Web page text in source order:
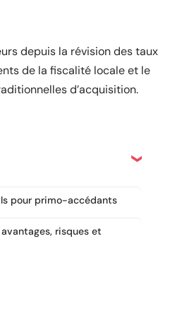
depuis la révision des taux
de la fiscalité locale et le
d’acquisition.
pour primo-accédants
risques et